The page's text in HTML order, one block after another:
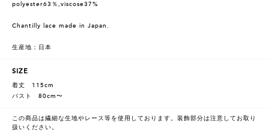
polyester63％,viscose37%
Chantilly lace made in Japan.
生産地：日本
SIZE
着丈 115cm
バスト 80cm〜
この商品は繊細な生地やレース等を使用しております。装飾部分は注意してお取り
扱いください。